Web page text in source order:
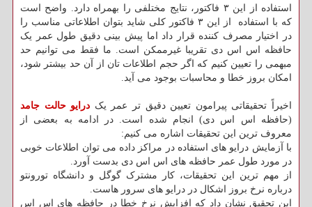
استفاده از این ۳ فاکتور، نتایج مختلفی را بهمراه دارد. واضح است
که با استفاده از این ۳ فاکتور کلی شاید بتوان اطلاعاتی مناسب را
در اختیار مصرف کننده قرار داد اما پیش بینی دقیق طول عمر یک
حافظه اس اس دی تقریبا غیرممکن است. ما فقط می توانیم حد
مبهمی را تعیین کنیم که اگر حجم اطلاعات تان از آن حد بیشتر شود،
امکان بروز خطا و محاسبات بوجود می آید.
اخیراً تحقیقاتی پیرامون تعیین دقیق تر عمر یک درایو حالت جامد
(حافظه اس اس دی) انجام شده است. در ادامه به بعضی از
معروف ترین این تحقیقات اشاره می کنیم:
با آزمایش درایو های استفاده در مراکز داده می توان اطلاعات خوبی
در مورد طول عمر حافظه های اس اس دی بدست آورد.
از مهم ترین این تحقیقات، کار مشترک گوگل و دانشگاه تورونتو
درباره نرخ بروز اشکال در درایو های سرور هاست.
این تحقیق نشان داد که افزایش نرخ خطا در حافظه های اس اس